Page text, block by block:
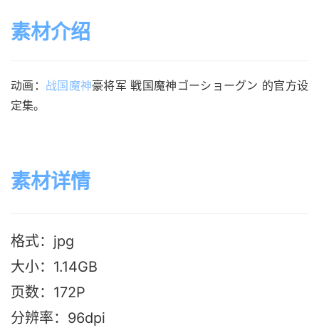
素材介绍
动画： 战国魔神豪将军 戦国魔神ゴーショーグン 的官方设
定集。
素材详情
格式：jpg
大小：1.14GB
页数：172P
分辨率：96dpi